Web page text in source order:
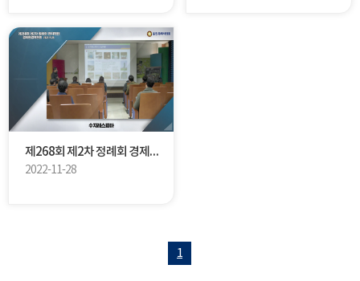
제268회 제2차 정례회 경제환경위원회 현지확인
2022-11-28
1